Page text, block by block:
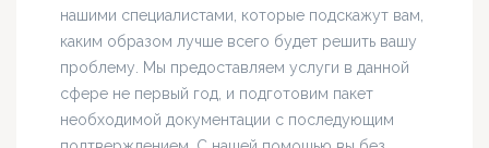
нашими специалистами, которые подскажут вам,
каким образом лучше всего будет решить вашу
проблему. Мы предоставляем услуги в данной
сфере не первый год, и подготовим пакет
необходимой документации с последующим